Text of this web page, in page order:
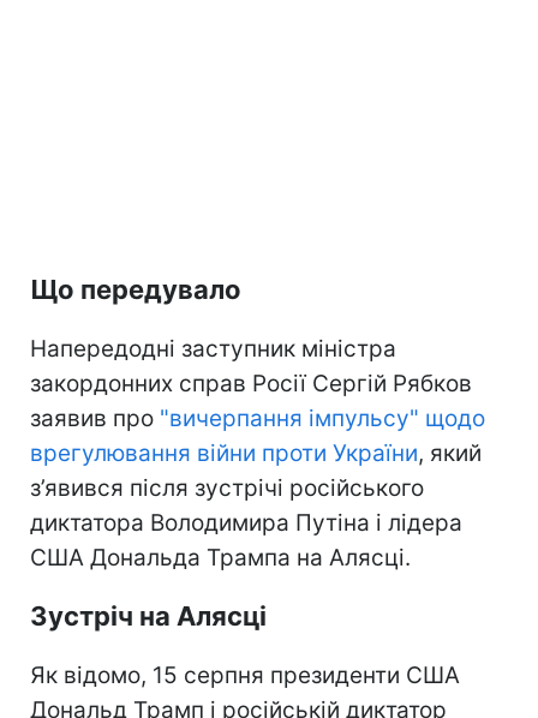
Що передувало
Напередодні заступник міністра
закордонних справ Росії Сергій Рябков
заявив про "вичерпання імпульсу" щодо
врегулювання війни проти України, який
з’явився після зустрічі російського
диктатора Володимира Путіна і лідера
США Дональда Трампа на Алясці.
Зустріч на Алясці
Як відомо, 15 серпня президенти США
Дональд Трамп і російській диктатор